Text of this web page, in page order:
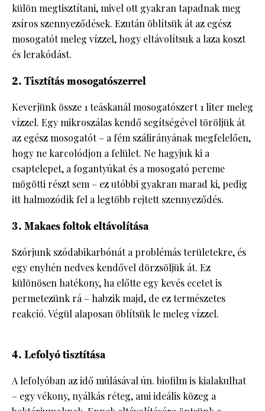
külön megtisztítani, mivel ott gyakran tapadnak meg
zsíros szennyeződések. Ezután öblítsük át az egész
mosogatót meleg vízzel, hogy eltávolítsuk a laza koszt
és lerakódást.
2. Tisztítás mosogatószerrel
Keverjünk össze 1 teáskanál mosogatószert 1 liter meleg
vízzel. Egy mikroszálas kendő segítségével töröljük át
az egész mosogatót – a fém szálirányának megfelelően,
hogy ne karcolódjon a felület. Ne hagyjuk ki a
csaptelepet, a fogantyúkat és a mosogató pereme
mögötti részt sem – ez utóbbi gyakran marad ki, pedig
itt halmozódik fel a legtöbb rejtett szennyeződés.
3. Makacs foltok eltávolítása
Szórjunk szódabikarbónát a problémás területekre, és
egy enyhén nedves kendővel dörzsöljük át. Ez
különösen hatékony, ha előtte egy kevés ecetet is
permetezünk rá – habzik majd, de ez természetes
reakció. Végül alaposan öblítsük le meleg vízzel.
4. Lefolyó tisztítása
A lefolyóban az idő múlásával ún. biofilm is kialakulhat
– egy vékony, nyálkás réteg, ami ideális közeg a